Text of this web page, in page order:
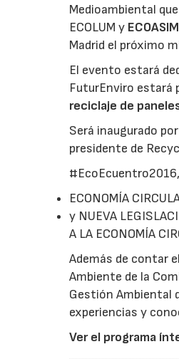
Medioambiental
ECOLUM y
Madrid el próximo
El evento estará
FuturEnviro estará
reciclaje de
Será inaugurado
presidente de
ECONOMÍA
y NUEVA
A LA ECONOMÍA
Además de contar
Ambiente de la
Gestión Ambiental
experiencias y
Ver el programa